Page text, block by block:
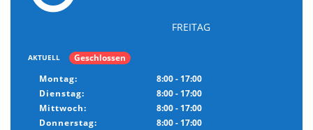
FREITAG
AKTUELL
Geschlossen
Montag:
8:00 - 17:00
Dienstag:
8:00 - 17:00
Mittwoch:
8:00 - 17:00
Donnerstag:
8:00 - 17:00